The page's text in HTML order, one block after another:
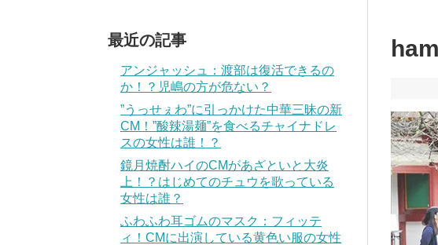
最近の記事
アンジャッシュ：渡部は復活できるの
か！？児嶋の方が危ない？
”うっせぇわ”に引っかけた中華三昧の新
CM！”酸辣湯麺”を食べるチャイナドレ
スの女性は誰！？
鏡月焼酎ハイのCMがあざといと大炎
上！？はじめてのチュウを歌っている
女性は誰？
ふわふわ耳ゴムのマスク：フィッテ
ィ！CMに出演している黄色い服の女性